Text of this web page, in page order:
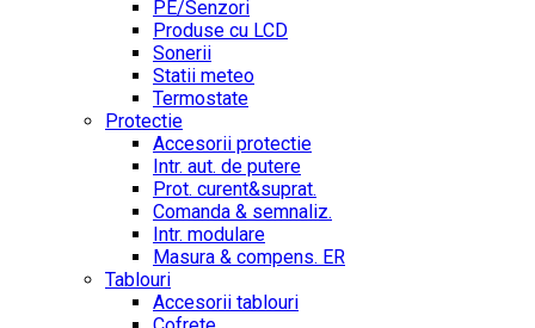
PE/Senzori
Produse cu LCD
Sonerii
Statii meteo
Termostate
Protectie
Accesorii protectie
Intr. aut. de putere
Prot. curent&suprat.
Comanda & semnaliz.
Intr. modulare
Masura & compens. ER
Tablouri
Accesorii tablouri